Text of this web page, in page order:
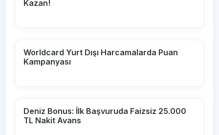
Kazan!
Worldcard Yurt Dışı Harcamalarda Puan
Kampanyası
Deniz Bonus: İlk Başvuruda Faizsiz 25.000
TL Nakit Avans